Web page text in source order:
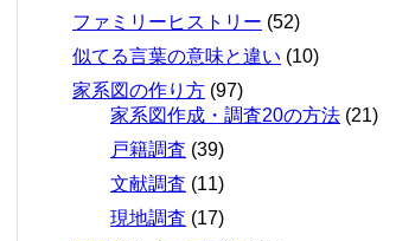
ファミリーヒストリー (52)
似てる言葉の意味と違い (10)
家系図の作り方 (97)
家系図作成・調査20の方法 (21)
戸籍調査 (39)
文献調査 (11)
現地調査 (17)